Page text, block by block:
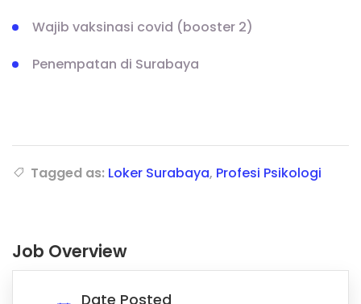
Wajib vaksinasi covid (booster 2)
Penempatan di Surabaya
Tagged as: Loker Surabaya, Profesi Psikologi
Job Overview
Date Posted